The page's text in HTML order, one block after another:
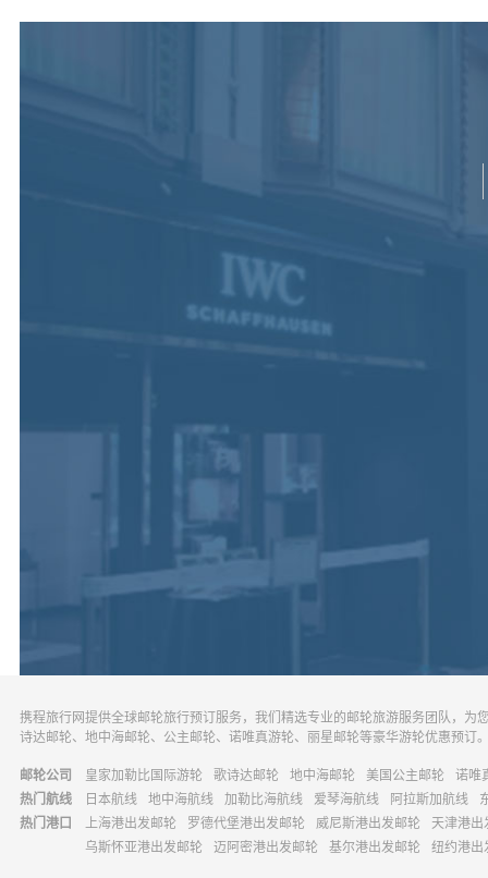
携程旅行网提供全球邮轮旅行预订服务，我们精选专业的邮轮旅游服务团队，
诗达邮轮、地中海邮轮、公主邮轮、诺唯真游轮、丽星邮轮等豪华游轮优惠预订
邮轮公司 皇家加勒比国际游轮 歌诗达邮轮 地中海邮轮 美国公主邮轮
诺唯
热门航线
日本航线 地中海航线 加勒比海航线 爱琴海航线 阿拉斯加航线
热门港口
上海港出发邮轮 罗德代堡港出发邮轮 威尼斯港出发邮轮
天津港出
乌斯怀亚港出发邮轮
迈阿密港出发邮轮 基尔港出发邮轮 纽约港出